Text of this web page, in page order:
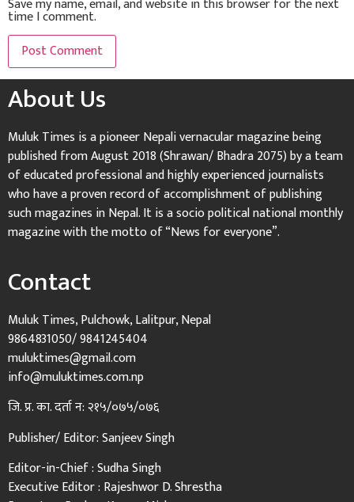
time I comment.
About Us
Muluk Times is a pioneer Nepali vernacular magazine being
published from August 2018 (Shrawan/ Bhadra 2075) by a team
of educated professional and highly experienced journalists
who have a proven record of accomplishment of publishing
such magazines in Nepal. It is a socio political national monthly
magazine with the motto of “News for everyone”.
Contact
Muluk Times, Pulchowk, Lalitpur, Nepal
9864831050/ 9841245404
muluktimes@gmail.com
info@muluktimes.com.np
जि. प्र. का. दर्ता न: २१५/०७५/०७६
Publisher/ Editor: Sanjeev Singh
Editor-in-Chief : Sudha Singh
Executive Editor : Rajeshwor D. Shrestha